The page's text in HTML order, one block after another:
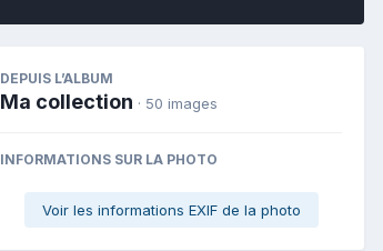
DEPUIS L’ALBUM
Ma collection · 50 images
INFORMATIONS SUR LA PHOTO
Voir les informations EXIF de la photo